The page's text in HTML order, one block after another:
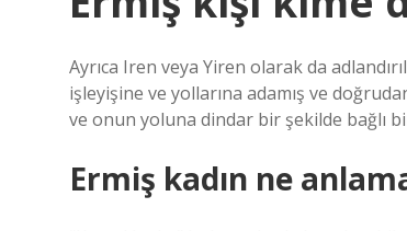
Ayrıca Iren veya Yiren olarak da
işleyişine ve yollarına adamış ve
ve onun yoluna dindar bir şekilde bağlı
Ermiş kadın ne